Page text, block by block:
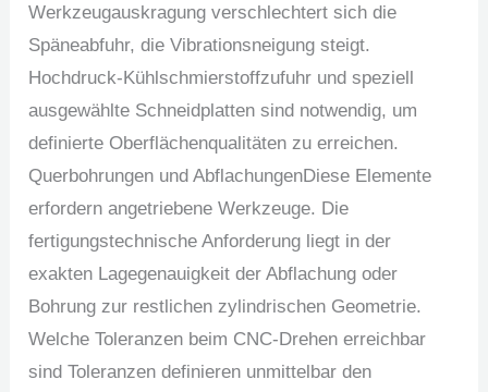
Werkzeugauskragung verschlechtert sich die
Späneabfuhr, die Vibrationsneigung steigt.
Hochdruck-Kühlschmierstoffzufuhr und speziell
ausgewählte Schneidplatten sind notwendig, um
definierte Oberflächenqualitäten zu erreichen.
Querbohrungen und AbflachungenDiese Elemente
erfordern angetriebene Werkzeuge. Die
fertigungstechnische Anforderung liegt in der
exakten Lagegenauigkeit der Abflachung oder
Bohrung zur restlichen zylindrischen Geometrie.
Welche Toleranzen beim CNC-Drehen erreichbar
sind Toleranzen definieren unmittelbar den